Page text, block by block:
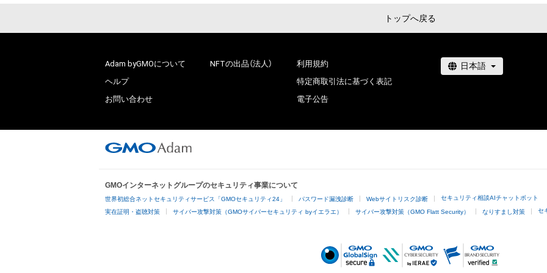
法的責任も負わないものとします。
トップへ戻る
Adam byGMOについて
ヘルプ
お問い合わせ
NFTの出品（法人）
利用規約
特定商取引法に基づく表記
電子公告
GMOインターネットグループのセキュリティ事業について
世界初総合ネットセキュリティサービス「GMOセキュリティ24」 パスワード漏洩診断 Webサイトリスク診断 セキュリティ相談AIチャットボット
実在証明・盗聴対策 サイバー攻撃対策（GMOサイバーセキュリティ byイエラエ） サイバー攻撃対策（GMO Flatt Security） なりすまし対策 セ